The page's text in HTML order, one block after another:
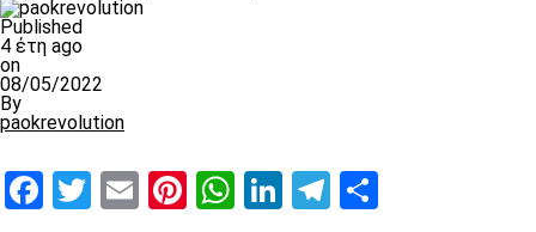
Published
4 έτη ago
on
08/05/2022
By
paokrevolution
Facebook
Twitter
EmailPinterest
WhatsApp
LinkedIn
Telegram